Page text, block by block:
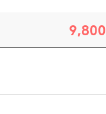
9,800